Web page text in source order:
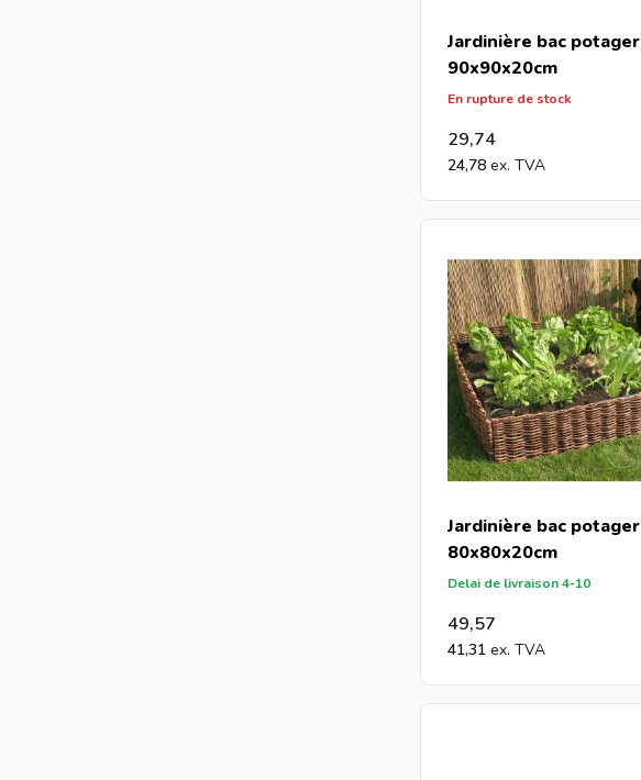
Jardinière bac potager
90x90x20cm
En rupture de stock
29,74
24,78
Jardinière bac potager
80x80x20cm
Delai de livraison 4-10
49,57
41,31